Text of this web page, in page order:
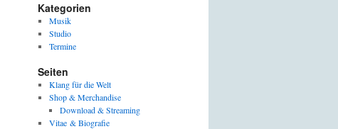
Kategorien
Musik
Studio
Termine
Seiten
Klang für die Welt
Shop & Merchandise
Download & Streaming
Vitae & Biografie